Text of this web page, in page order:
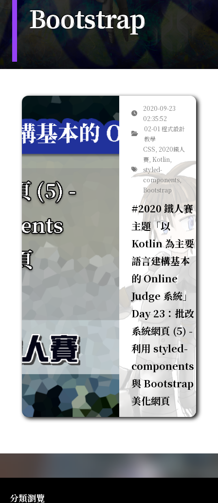
Bootstrap
2020-09-23
02:35:52
02-01 程式設計
教學
CSS, 2020鐵人
賽, Kotlin,
styled-
components,
Bootstrap
#2020 鐵人賽
主題「以
Kotlin 為主要
語言建構基本
的 Online
Judge 系統」
Day 23：批改
系統網頁 (5) -
利用 styled-
components
與 Bootstrap
美化網頁
分類瀏覽